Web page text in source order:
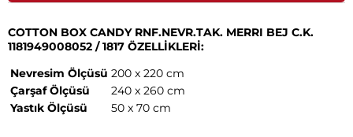
COTTON BOX CANDY RNF.NEVR.TAK. MERRI BEJ C.K.
1181949008052 / 1817 ÖZELLİKLERİ:
Nevresim Ölçüsü 200 x 220 cm
Çarşaf Ölçüsü
240 x 260 cm
Yastık Ölçüsü
50 x 70 cm